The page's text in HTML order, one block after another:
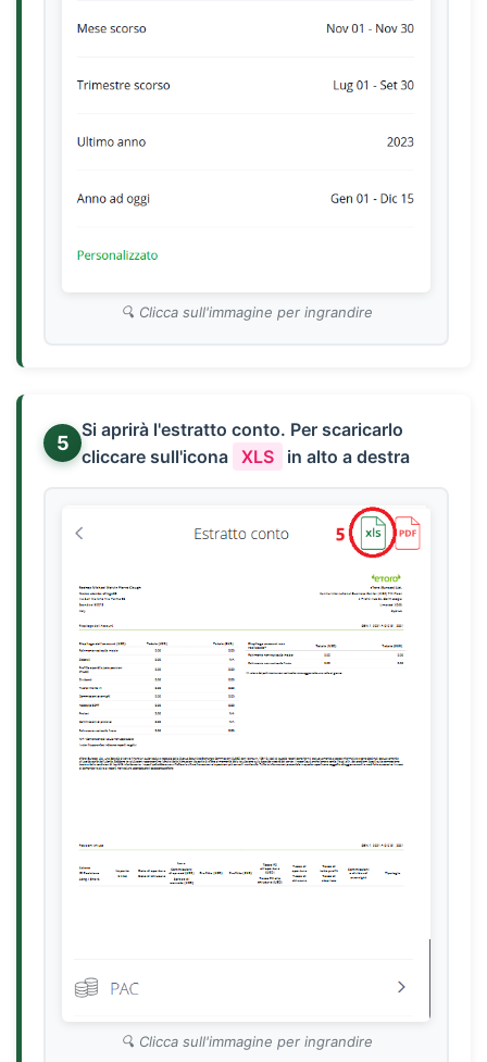
Clicca sull'immagine per ingrandire
5
Si aprirà l'estratto conto. Per scaricarlo
cliccare sull'icona XLS in alto a destra
Clicca sull'immagine per ingrandire